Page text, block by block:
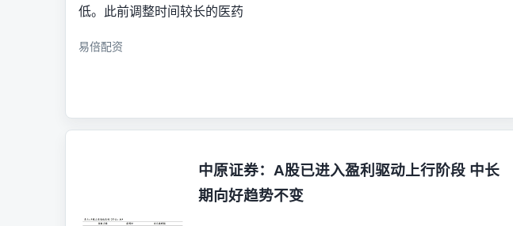
低。此前调整时间较长的医药
易倍配资
中原证券：A股已进入盈利驱动上行阶段 中长
期向好趋势不变